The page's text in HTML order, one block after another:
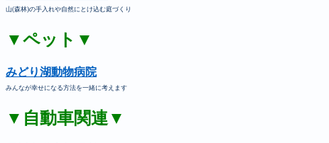
山(森林)の手入れや自然にとけ込む庭づくり
▼ペット▼
みどり湖動物病院
みんなが幸せになる方法を一緒に考えます
▼自動車関連▼